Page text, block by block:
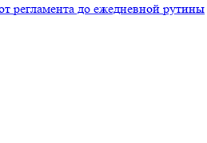
регламента до ежедневной рутины